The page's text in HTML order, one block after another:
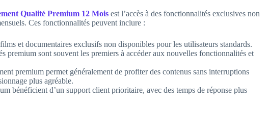
Qualité Premium 12 Mois est l’accès à des fonctionnalités exclusives non
Ces fonctionnalités peuvent inclure :
et documentaires exclusifs non disponibles pour les utilisateurs standards.
premium sont souvent les premiers à accéder aux nouvelles fonctionnalités et
premium permet généralement de profiter des contenus sans interruptions
plus agréable.
bénéficient d’un support client prioritaire, avec des temps de réponse plus